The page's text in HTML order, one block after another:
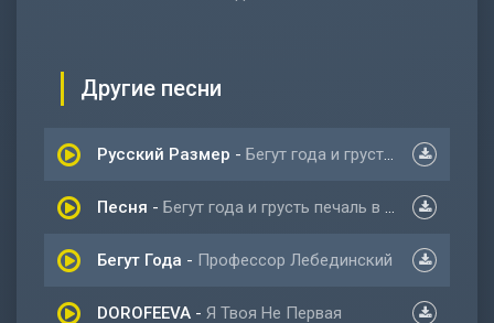
Другие песни
Русский Размер - Бегут года и грусть печаль в твоих глазах
Песня - Бегут года и грусть печаль в твоих глазах
Бегут Года - Профессор Лебединский
DOROFEEVA - Я Твоя Не Первая